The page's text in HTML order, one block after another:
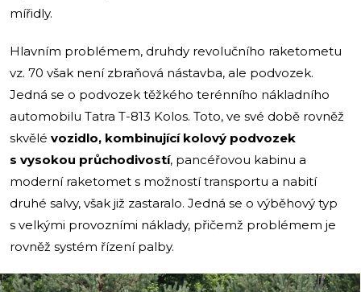
mířidly.
Hlavním problémem, druhdy revolučního raketometu
vz. 70 však není zbraňová nástavba, ale podvozek.
Jedná se o podvozek těžkého terénního nákladního
automobilu Tatra T-813 Kolos. Toto, ve své době rovněž
skvělé vozidlo, kombinující kolový podvozek
s vysokou průchodivostí, pancéřovou kabinu a
moderní raketomet s možností transportu a nabití
druhé salvy, však již zastaralo. Jedná se o výběhový typ
s velkými provozními náklady, přičemž problémem je
rovněž systém řízení palby.